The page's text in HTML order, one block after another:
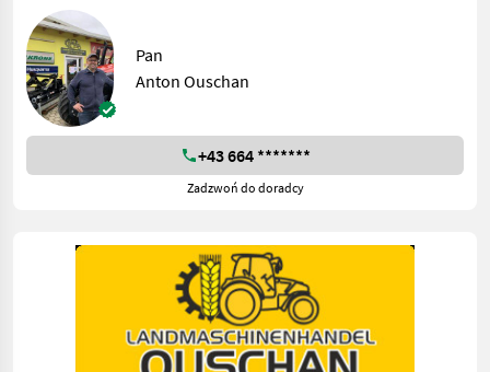
Pan
Anton Ouschan
+43 664 *******
Zadzwoń do doradcy